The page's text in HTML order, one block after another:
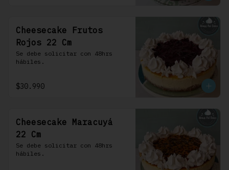
Cheesecake Frutos
Rojos 22 Cm
Se debe solicitar con 48hrs
hábiles.
$30.990
Cheesecake Maracuyá
22 Cm
Se debe solicitar con 48hrs
hábiles.